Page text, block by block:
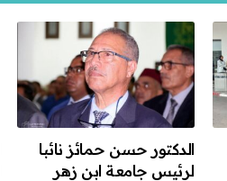
الدكتور حسن حمائز نائبا
لرئيس جامعة ابن زهر